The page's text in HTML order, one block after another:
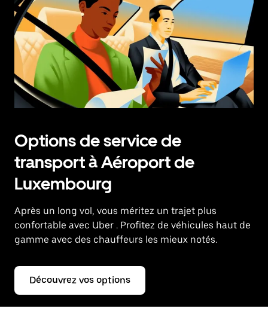
Options de service de
transport à Aéroport de
Luxembourg
Après un long vol, vous méritez un trajet plus
confortable avec Uber . Profitez de véhicules haut de
gamme avec des chauffeurs les mieux notés.
Découvrez vos options